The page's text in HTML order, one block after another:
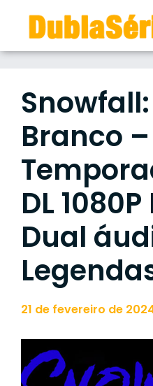
content
Branco –
DL
Dual
21 de fevereiro de